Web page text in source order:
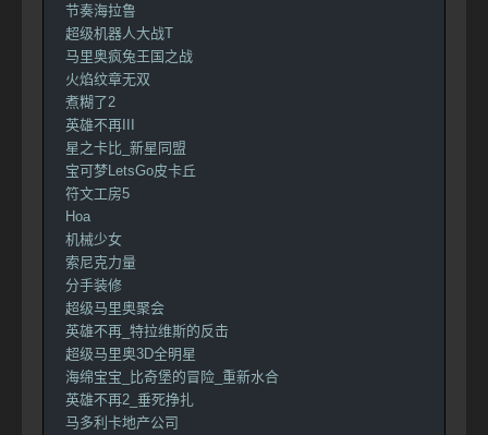
节奏海拉鲁
超级机器人大战T
马里奥疯兔王国之战
火焰纹章无双
煮糊了2
英雄不再III
星之卡比_新星同盟
宝可梦LetsGo皮卡丘
符文工房5
Hoa
机械少女
索尼克力量
分手装修
超级马里奥聚会
英雄不再_特拉维斯的反击
超级马里奥3D全明星
海绵宝宝_比奇堡的冒险_重新水合
英雄不再2_垂死挣扎
马多利卡地产公司